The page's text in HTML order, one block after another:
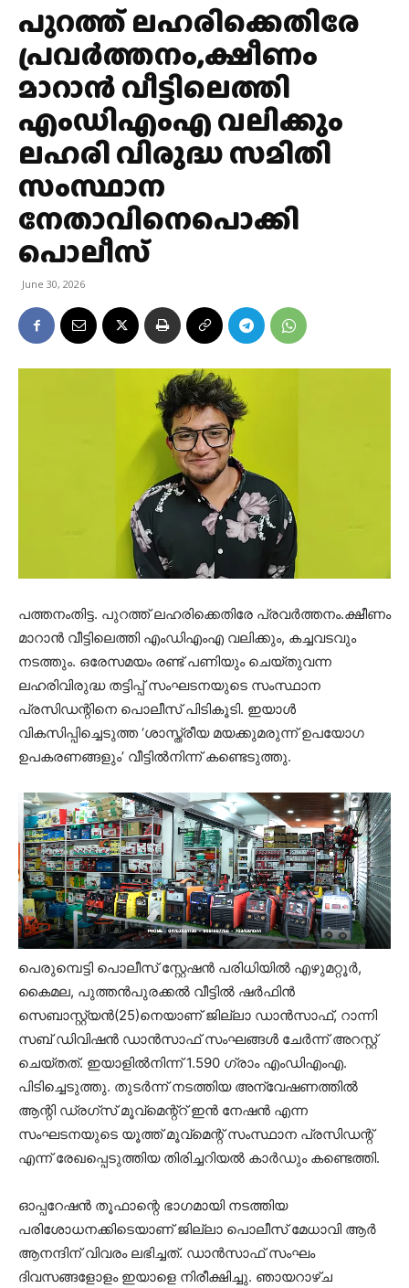
പുറത്ത് ലഹരിക്കെതിരേ
പ്രവര്‍ത്തനം,ക്ഷീണം
മാറാന്‍ വീട്ടിലെത്തി
എംഡിഎംഎ വലിക്കും
ലഹരി വിരുദ്ധ സമിതി
സംസ്ഥാന
നേതാവിനെപൊക്കി
പൊലീസ്
June 30, 2026
പത്തനംതിട്ട. പുറത്ത് ലഹരിക്കെതിരേ പ്രവര്‍ത്തനം.ക്ഷീണം
മാറാന്‍ വീട്ടിലെത്തി എംഡിഎംഎ വലിക്കും, കച്ചവടവും
നടത്തും. ഒരേസമയം രണ്ട് പണിയും ചെയ്തുവന്ന
ലഹരിവിരുദ്ധ തട്ടിപ്പ് സംഘടനയുടെ സംസ്ഥാന
പ്രസിഡന്റിനെ പൊലീസ് പിടികൂടി. ഇയാള്‍
വികസിപ്പിച്ചെടുത്ത ‘ശാസ്ത്രീയ മയക്കുമരുന്ന് ഉപയോഗ
ഉപകരണങ്ങളും’ വീട്ടില്‍നിന്ന് കണ്ടെടുത്തു.
പെരുമ്പെട്ടി പൊലീസ് സ്റ്റേഷന്‍ പരിധിയില്‍ എഴുമറ്റൂര്‍,
കൈമല, പുത്തന്‍പുരക്കല്‍ വീട്ടില്‍ ഷര്‍ഫിന്‍
സെബാസ്റ്റ്യന്‍(25)നെയാണ് ജില്ലാ ഡാന്‍സാഫ്, റാന്നി
സബ് ഡിവിഷന്‍ ഡാന്‍സാഫ് സംഘങ്ങള്‍ ചേര്‍ന്ന് അറസ്റ്റ്
ചെയ്തത്. ഇയാളില്‍നിന്ന് 1.590 ഗ്രാം എംഡിഎംഎ.
പിടിച്ചെടുത്തു. തുടര്‍ന്ന് നടത്തിയ അന്വേഷണത്തില്‍
ആന്റി ഡ്രഗ്സ് മൂവ്മെന്റ്‌റ് ഇന്‍ നേഷന്‍ എന്ന
സംഘടനയുടെ യൂത്ത് മൂവ്‌മെന്റ് സംസ്ഥാന പ്രസിഡന്റ്
എന്ന് രേഖപ്പെടുത്തിയ തിരിച്ചറിയല്‍ കാര്‍ഡും കണ്ടെത്തി.
ഓപ്പറേഷന്‍ തൂഫാന്റെ ഭാഗമായി നടത്തിയ
പരിശോധനക്കിടെയാണ് ജില്ലാ പൊലീസ് മേധാവി ആര്‍
ആനന്ദിന് വിവരം ലഭിച്ചത്. ഡാന്‍സാഫ് സംഘം
ദിവസങ്ങളോളം ഇയാളെ നിരീക്ഷിച്ചു. ഞായറാഴ്ച